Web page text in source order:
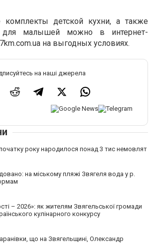
комплекты детской кухни, а также
для малышей можно в интернет-
на выгодных условиях.
на наші джерела
року народилося понад 3 тис немовлят
на міському пляжі Звягеля вода у р.
– 2026»: як жителям Звягельської громади
кулінарного конкурсу
що на Звягельщині, Олександр